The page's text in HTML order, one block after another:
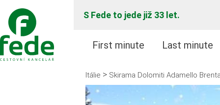
S Fede to jede již 33 let.
First minute Last minute
Itálie > Skirama Dolomiti Adamello